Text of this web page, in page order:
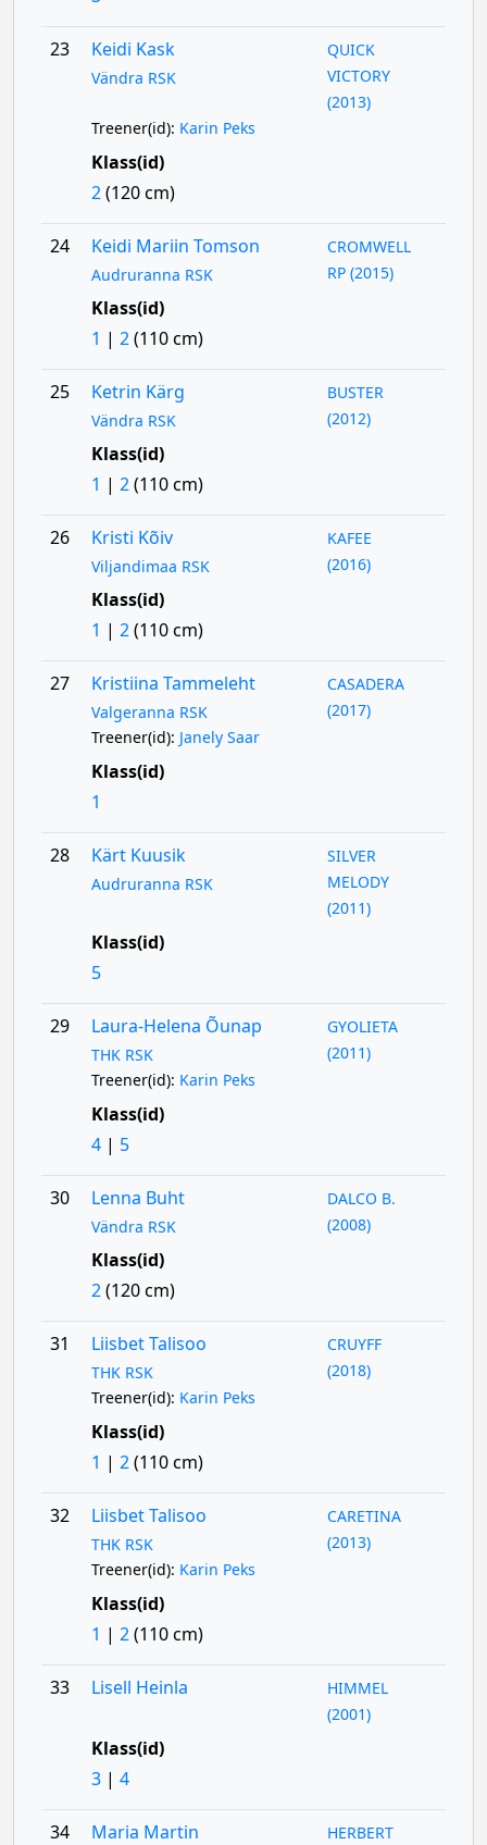
23 Keidi Kask
Vändra RSK
QUICK
VICTORY
(2013)
Treener(id): Karin Peks
Klass(id)
2(120 cm)
24 Keidi Mariin Tomson
Audruranna RSK
CROMWELL
RP (2015)
Klass(id)
1 | 2(110 cm)
25 Ketrin Kärg
Vändra RSK
BUSTER
(2012)
Klass(id)
1 | 2(110 cm)
26 Kristi Kõiv
Viljandimaa RSK
KAFEE
(2016)
Klass(id)
1 | 2(110 cm)
27 Kristiina Tammeleht
Valgeranna RSK
CASADERA
(2017)
Treener(id): Janely Saar
Klass(id)
1
28 Kärt Kuusik
Audruranna RSK
SILVER
MELODY
(2011)
Klass(id)
5
29 Laura-Helena Õunap
THK RSK
GYOLIETA
(2011)
Treener(id): Karin Peks
Klass(id)
4| 5
30 Lenna Buht
Vändra RSK
DALCO B.
(2008)
Klass(id)
2(120 cm)
31 Liisbet Talisoo
THK RSK
CRUYFF
(2018)
Treener(id): Karin Peks
Klass(id)
1 | 2(110 cm)
32 Liisbet Talisoo
THK RSK
CARETINA
(2013)
Treener(id): Karin Peks
Klass(id)
1 | 2(110 cm)
33 Lisell Heinla
HIMMEL
(2001)
Klass(id)
3| 4
34 Maria Martin
HERBERT